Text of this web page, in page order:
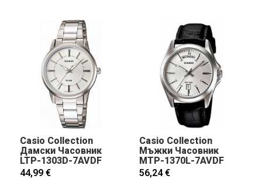
Casio Collection
Дамски Часовник
LTP-1303D-7AVDF
44,99 €
Casio Collection
Мъжки Часовник
MTP-1370L-7AVDF
56,24 €